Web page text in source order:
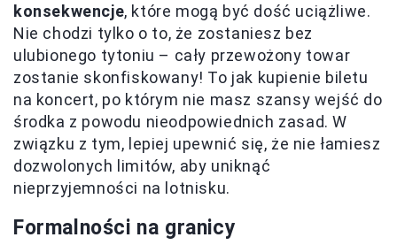
konsekwencje, które mogą być dość uciążliwe.
Nie chodzi tylko o to, że zostaniesz bez
ulubionego tytoniu – cały przewożony towar
zostanie skonfiskowany! To jak kupienie biletu
na koncert, po którym nie masz szansy wejść do
środka z powodu nieodpowiednich zasad. W
związku z tym, lepiej upewnić się, że nie łamiesz
dozwolonych limitów, aby uniknąć
nieprzyjemności na lotnisku.
Formalności na granicy